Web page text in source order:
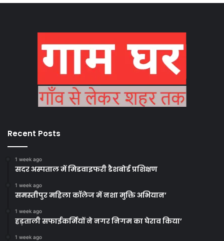
Recent Posts
1 week ago
सदर अस्पताल में मिडवाइफरी डैशबोर्ड प्रशिक्षण
1 week ago
समस्तीपुर महिला कॉलेज में नशा मुक्ति अभियान’
1 week ago
हड़ताली सफाईकर्मियों ने नगर निगम का घेराव किया’
1 week ago